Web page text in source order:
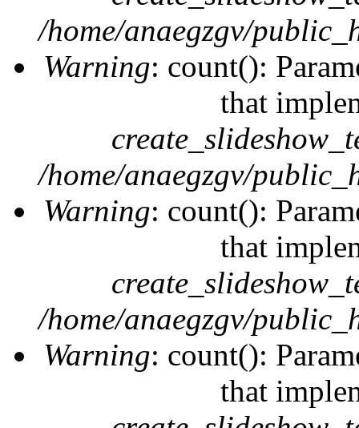
/home/anaegzgv/
Warning: count():
that
/home/anaegzgv/
Warning: count():
that
/home/anaegzgv/
Warning: count():
that